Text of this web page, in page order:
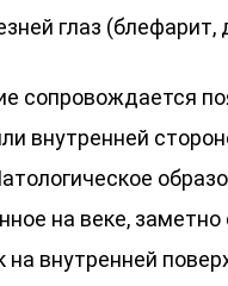
глаз (блефарит,
сопровождается
внутренней
на веке, заметно
на внутренней